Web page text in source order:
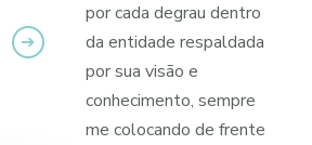
por cada degrau dentro
da entidade respaldada
por sua visão e
conhecimento, sempre
me colocando de frente